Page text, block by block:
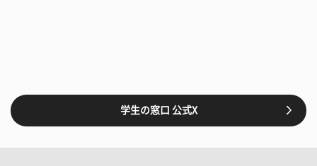
学生の窓口 公式X